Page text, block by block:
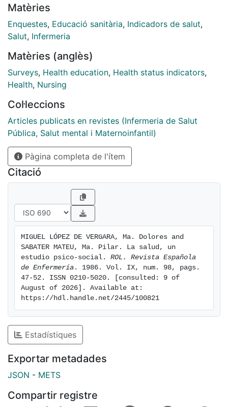
conocimientos de este grupo de jóvenes,
entendiéndolo como sondeo previo y demostrativo de
la necesidad de una educación para la salud.
estudios sociológicos, por ser un medio directo de
investigación de estructuras sanitarias y sociales, tan
estrechamente relacionados con la Enfermería y otros
Matèries
Enquestes, Educació sanitària, Indicadors de salut,
Salut, Infermeria
Matèries (anglès)
Surveys, Health education, Health status indicators,
Health, Nursing
Col·leccions
Articles publicats en revistes (Infermeria de Salut
Pública, Salut mental i Maternoinfantil)
Pàgina completa de l'ítem
Citació
MIGUEL LÓPEZ DE VERGARA, Ma. Dolores and
SABATER MATEU, Ma. Pilar. La salud, un
estudio psico-social. ROL. Revista Española
de Enfermería . 1986. Vol. IX, num. 98, pags.
47-52. ISSN 0210-5020. [consulted: 9 of
August of 2026]. Available at:
https://hdl.handle.net/2445/100821
Estadístiques
Exportar metadades
JSON - METS
Compartir registre